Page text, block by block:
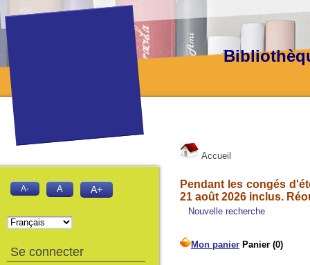
Accueil
Pendant les congés
21 août 2026 inclus.
Nouvelle recherche
A- A A+
Se connecter